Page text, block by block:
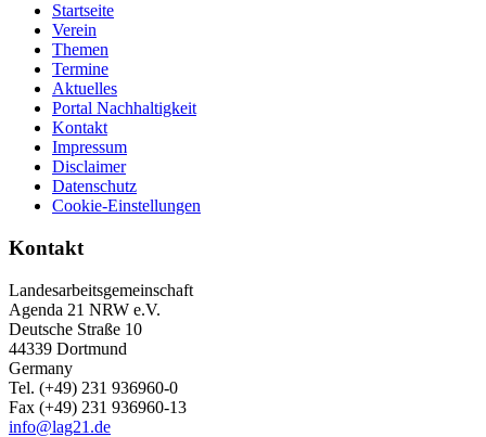
Startseite
Verein
Themen
Termine
Aktuelles
Portal Nachhaltigkeit
Kontakt
Impressum
Disclaimer
Datenschutz
Cookie-Einstellungen
Kontakt
Landesarbeitsgemeinschaft
Agenda 21 NRW e.V.
Deutsche Straße 10
44339 Dortmund
Germany
Tel. (+49) 231 936960-0
Fax (+49) 231 936960-13
info@lag21.de